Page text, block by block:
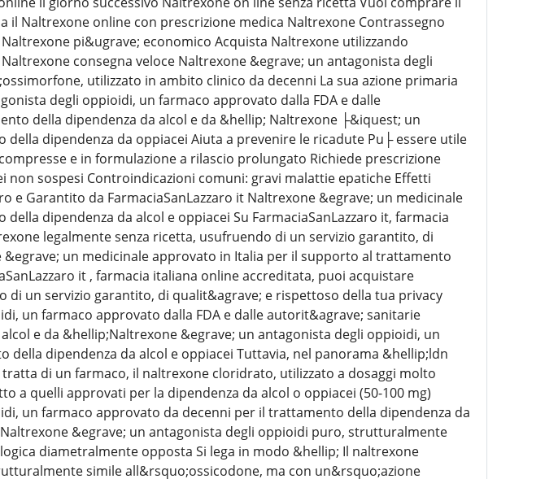
il Naltrexone online con prescrizione medica Naltrexone Contrassegno
pi&ugrave; economico Acquista Naltrexone utilizzando
consegna veloce Naltrexone &egrave; un antagonista degli
utilizzato in ambito clinico da decenni La sua azione primaria
degli oppioidi, un farmaco approvato dalla FDA e dalle
della dipendenza da alcol e da &hellip; Naltrexone ├&iquest; un
dipendenza da oppiacei Aiuta a prevenire le ricadute Pu├ essere utile
e in formulazione a rilascio prolungato Richiede prescrizione
non sospesi Controindicazioni comuni: gravi malattie epatiche Effetti
e Garantito da FarmaciaSanLazzaro it Naltrexone &egrave; un medicinale
dipendenza da alcol e oppiacei Su FarmaciaSanLazzaro it, farmacia
legalmente senza ricetta, usufruendo di un servizio garantito, di
un medicinale approvato in Italia per il supporto al trattamento
it , farmacia italiana online accreditata, puoi acquistare
di un servizio garantito, di qualit&agrave; e rispettoso della tua privacy
un farmaco approvato dalla FDA e dalle autorit&agrave; sanitarie
e da &hellip;Naltrexone &egrave; un antagonista degli oppioidi, un
dipendenza da alcol e oppiacei Tuttavia, nel panorama &hellip;ldn
di un farmaco, il naltrexone cloridrato, utilizzato a dosaggi molto
a quelli approvati per la dipendenza da alcol o oppiacei (50-100 mg)
un farmaco approvato da decenni per il trattamento della dipendenza da
&egrave; un antagonista degli oppioidi puro, strutturalmente
diametralmente opposta Si lega in modo &hellip; Il naltrexone
simile all&rsquo;ossicodone, ma con un&rsquo;azione